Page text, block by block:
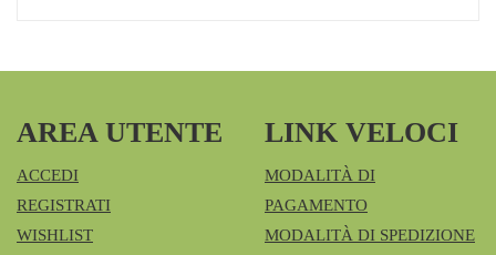
AREA UTENTE
ACCEDI
REGISTRATI
WISHLIST
LINK VELOCI
MODALITÀ DI
PAGAMENTO
MODALITÀ DI SPEDIZIONE